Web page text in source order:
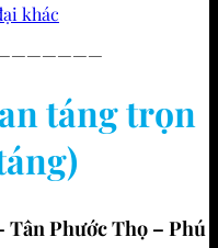
khác
táng trọn
Tân Phước Thọ – Phú